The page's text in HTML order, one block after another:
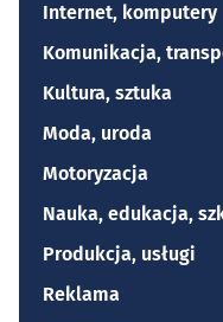
Internet, komputery
Komunikacja,
Kultura, sztuka
Moda, uroda
Motoryzacja
Nauka, edukacja,
Produkcja, usługi
Reklama